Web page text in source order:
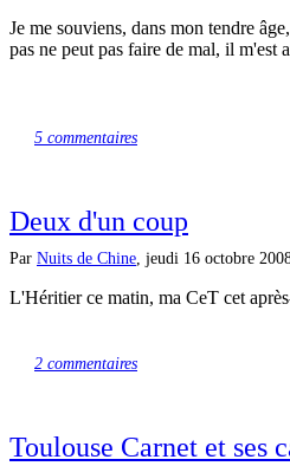
Je me souviens, dans mon tendre
pas ne peut pas faire de mal, il
5 commentaires
Deux d'un coup
Par Nuits de Chine, jeudi 16 octobre
L'Héritier ce matin, ma CeT cet
2 commentaires
Toulouse Carnet et ses